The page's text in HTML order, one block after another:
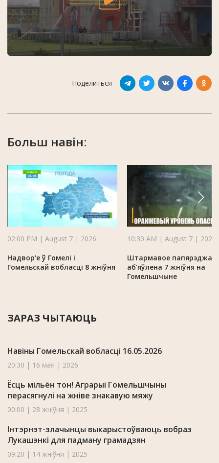
Поделиться
Больш навін:
02:00 PM | August 7 | 2026
Надвор'е ў Гомелі і
Гомельскай вобласці 8 жніўня
10:30 AM | August 7 | 2026
Штармавое
аб'яўлена 7 жніўня на
Гомельшчыне
ЗАРАЗ ЧЫТАЮЦЬ
Навіны Гомельскай вобласці 16.05.2026
20:30 | 16 мая | 2026
Ёсць мільён тон! Аграрыі Гомельшчыны
перасягнулі на жніве знакавую мяжу
00:00 | 28 жніўня | 2025
Інтэрнэт-злачынцы выкарыстоўваюць вобраз
Лукашэнкі для падману грамадзян
09:20 | 14 жніўня | 2025